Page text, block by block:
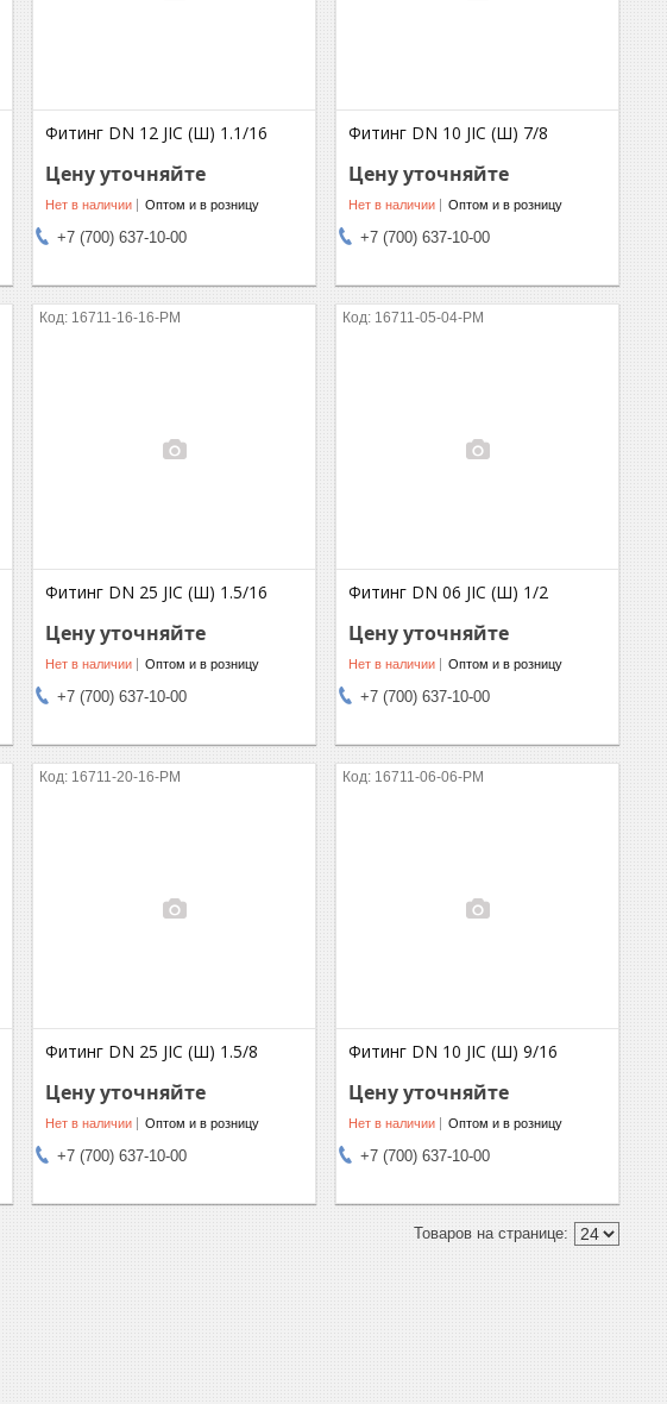
Фитинг DN 12 JIC (Ш) 1.1/16
Цену уточняйте
Нет в наличии Оптом и в розницу
+7 (700) 637-10-00
Фитинг DN 10 JIC (Ш) 7/8
Цену уточняйте
Нет в наличии Оптом и в розницу
+7 (700) 637-10-00
16711-16-16-PM
Фитинг DN 25 JIC (Ш) 1.5/16
Цену уточняйте
Нет в наличии Оптом и в розницу
+7 (700) 637-10-00
16711-05-04-PM
Фитинг DN 06 JIC (Ш) 1/2
Цену уточняйте
Нет в наличии Оптом и в розницу
+7 (700) 637-10-00
16711-20-16-PM
Фитинг DN 25 JIC (Ш) 1.5/8
Цену уточняйте
Нет в наличии Оптом и в розницу
+7 (700) 637-10-00
16711-06-06-PM
Фитинг DN 10 JIC (Ш) 9/16
Цену уточняйте
Нет в наличии Оптом и в розницу
+7 (700) 637-10-00